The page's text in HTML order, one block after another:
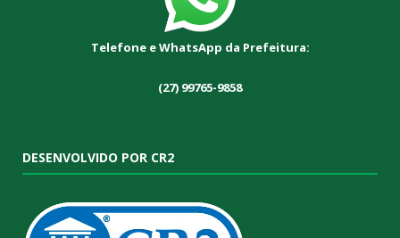
Telefone e WhatsApp da Prefeitura:
(27) 99765-9858
DESENVOLVIDO POR CR2